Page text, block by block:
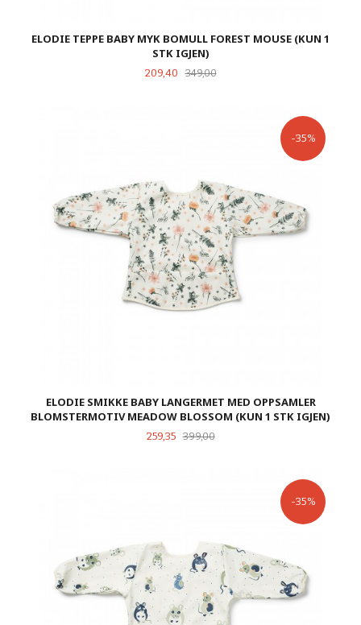
ELODIE TEPPE BABY MYK BOMULL FOREST MOUSE (KUN 1
STK IGJEN)
Tilbud
209,40 349,00Rabatt
ELODIE SMIKKE BABY LANGERMET MED OPPSAMLER
BLOMSTERMOTIV MEADOW BLOSSOM (KUN 1 STK IGJEN)
Tilbud
259,35 399,00Rabatt
-35%
-35%